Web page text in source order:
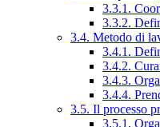
3.3.1.
3.3.2.
3.4. Metodo di
3.4.1.
3.4.2.
3.4.3.
3.4.4.
3.5. Il processo
3.5.1.